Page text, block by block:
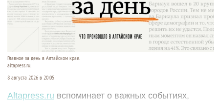
Главное за день в Алтайском крае.
altapress.ru.
8 августа 2026 в 20:05
Altapress.ru вспоминает о важных событиях,